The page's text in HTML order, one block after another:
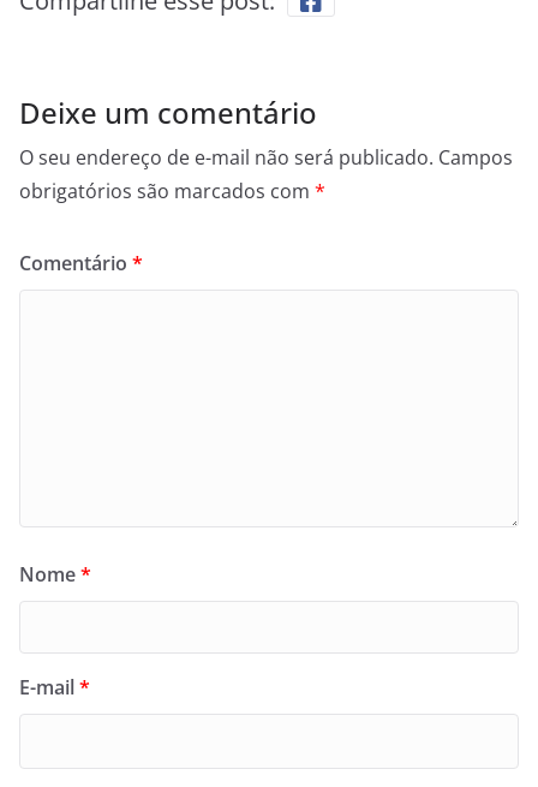
Deixe um comentário
O seu endereço de e-mail não será publicado. Campos
obrigatórios são marcados com *
Comentário *
Nome*
E-mail*